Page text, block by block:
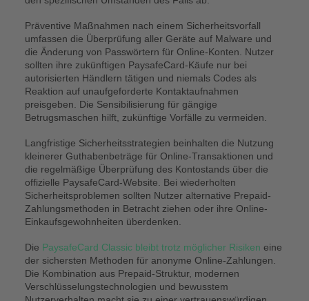
Präventive Maßnahmen nach einem Sicherheitsvorfall
umfassen die Überprüfung aller Geräte auf Malware und
die Änderung von Passwörtern für Online-Konten. Nutzer
sollten ihre zukünftigen PaysafeCard-Käufe nur bei
autorisierten Händlern tätigen und niemals Codes als
Reaktion auf unaufgeforderte Kontaktaufnahmen
preisgeben. Die Sensibilisierung für gängige
Betrugsmaschen hilft, zukünftige Vorfälle zu vermeiden.
Langfristige Sicherheitsstrategien beinhalten die Nutzung
kleinerer Guthabenbeträge für Online-Transaktionen und
die regelmäßige Überprüfung des Kontostands über die
offizielle PaysafeCard-Website. Bei wiederholten
Sicherheitsproblemen sollten Nutzer alternative Prepaid-
Zahlungsmethoden in Betracht ziehen oder ihre Online-
Einkaufsgewohnheiten überdenken.
Die PaysafeCard Classic bleibt trotz möglicher Risiken eine
der sichersten Methoden für anonyme Online-Zahlungen.
Die Kombination aus Prepaid-Struktur, modernen
Verschlüsselungstechnologien und bewusstem